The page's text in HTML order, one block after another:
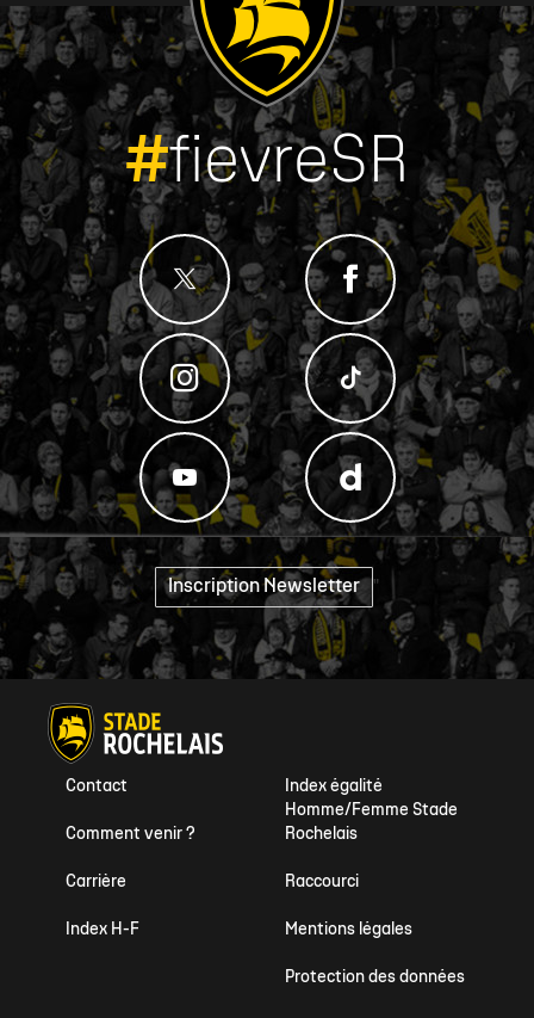
#fievreSR
Inscription Newsletter "
Index égalité
Homme/Femme Stade
Rochelais
Contact
Comment venir ?
Raccourci
Carrière
Mentions légales
Index H-F
Protection des données